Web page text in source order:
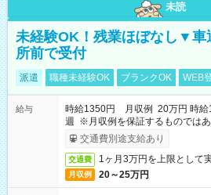
未読
未経験OK！残業ほぼなし▼車
所前で受付
派遣 職種未経験OK ブランクOK WEB
給与
時給1350円 月収例 20万円 時給
週 ※月収例を保証するものでは
ービス利用可（利用条件有）
交通費別途支給あり
交通費 1ヶ月3万円を上限として
月収例 20～25万円